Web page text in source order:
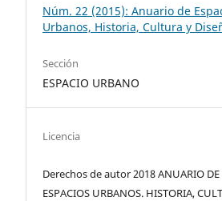
Núm. 22 (2015): Anuario de
Urbanos, Historia, Cultura y
Sección
ESPACIO URBANO
Licencia
Derechos de autor 2018 ANUARIO DE
ESPACIOS URBANOS. HISTORIA,